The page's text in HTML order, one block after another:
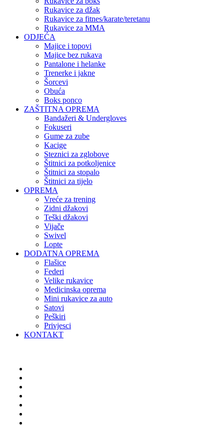
Rukavice za džak
Rukavice za fitnes/karate/teretanu
Rukavice za MMA
ODJEĆA
Majice i topovi
Majice bez rukava
Pantalone i helanke
Trenerke i jakne
Šorcevi
Obuća
Boks ponco
ZAŠTITNA OPREMA
Bandažeri & Undergloves
Fokuseri
Gume za zube
Kacige
Steznici za zglobove
Štitnici za potkoljenice
Štitnici za stopalo
Štitnici za tijelo
OPREMA
Vreće za trening
Zidni džakovi
Teški džakovi
Vijače
Swivel
Lopte
DODATNA OPREMA
Flašice
Federi
Velike rukavice
Medicinska oprema
Mini rukavice za auto
Satovi
Peškiri
Privjesci
KONTAKT